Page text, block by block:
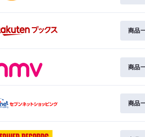
商品
商品
商品